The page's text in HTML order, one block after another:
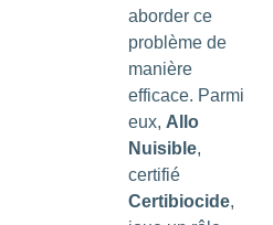
aborder ce
problème de
manière
efficace. Parmi
eux, Allo
Nuisible,
certifié
Certibiocide,